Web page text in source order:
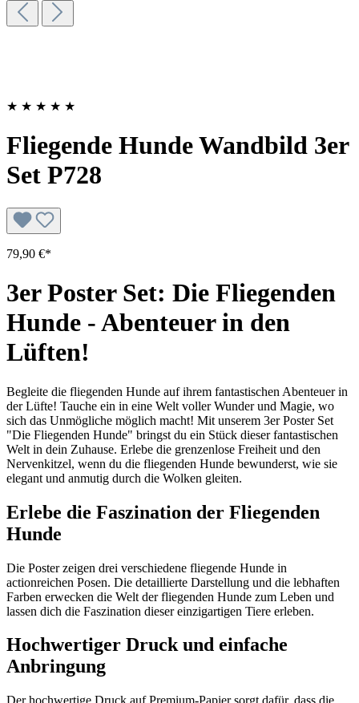
★ ★ ★ ★ ★
Fliegende Hunde Wandbild 3er
Set P728
79,90 €*
3er Poster Set: Die Fliegenden
Hunde - Abenteuer in den
Lüften!
Begleite die fliegenden Hunde auf ihrem fantastischen Abenteuer in
der Lüfte! Tauche ein in eine Welt voller Wunder und Magie, wo
sich das Unmögliche möglich macht! Mit unserem 3er Poster Set
"Die Fliegenden Hunde" bringst du ein Stück dieser fantastischen
Welt in dein Zuhause. Erlebe die grenzenlose Freiheit und den
Nervenkitzel, wenn du die fliegenden Hunde bewunderst, wie sie
elegant und anmutig durch die Wolken gleiten.
Erlebe die Faszination der Fliegenden
Hunde
Die Poster zeigen drei verschiedene fliegende Hunde in
actionreichen Posen. Die detaillierte Darstellung und die lebhaften
Farben erwecken die Welt der fliegenden Hunde zum Leben und
lassen dich die Faszination dieser einzigartigen Tiere erleben.
Hochwertiger Druck und einfache
Anbringung